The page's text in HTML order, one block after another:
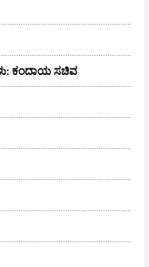
ಕಂದಾಯ ಸಚಿವ